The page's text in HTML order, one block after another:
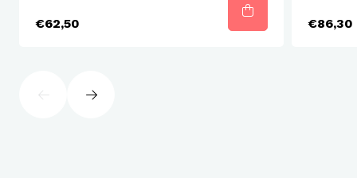
€62,50 €86,30